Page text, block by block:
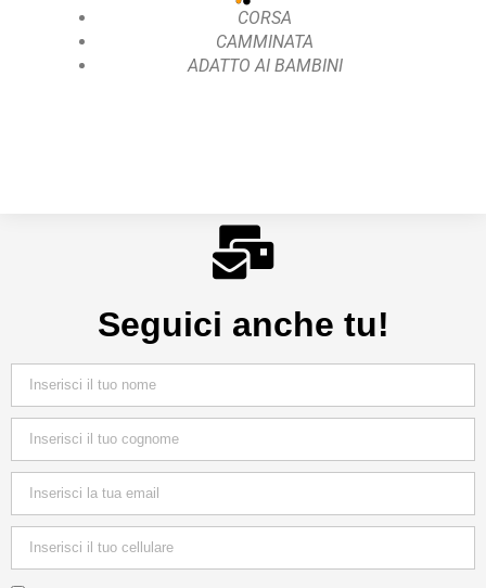
CORSA
CAMMINATA
ADATTO AI BAMBINI
Seguici anche tu!